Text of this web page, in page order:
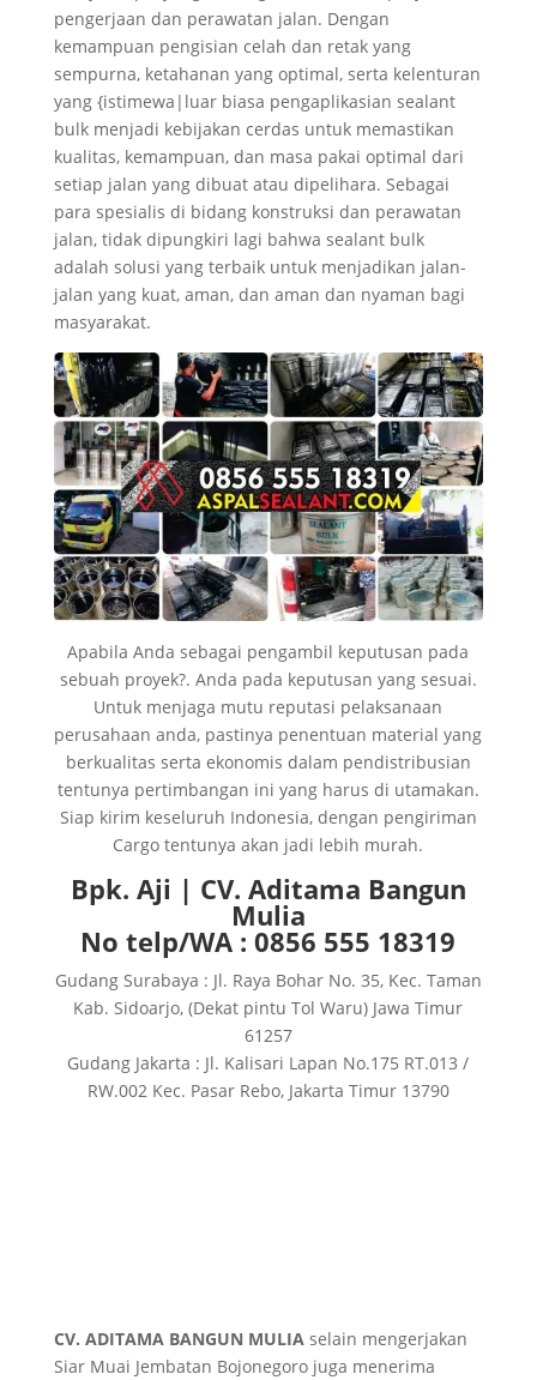
pengerjaan dan perawatan jalan. Dengan
kemampuan pengisian celah dan retak yang
sempurna, ketahanan yang optimal, serta kelenturan
yang {istimewa|luar biasa pengaplikasian sealant
bulk menjadi kebijakan cerdas untuk memastikan
kualitas, kemampuan, dan masa pakai optimal dari
setiap jalan yang dibuat atau dipelihara. Sebagai
para spesialis di bidang konstruksi dan perawatan
jalan, tidak dipungkiri lagi bahwa sealant bulk
adalah solusi yang terbaik untuk menjadikan jalan-
jalan yang kuat, aman, dan aman dan nyaman bagi
masyarakat.
Apabila Anda sebagai pengambil keputusan pada
sebuah proyek?. Anda pada keputusan yang sesuai.
Untuk menjaga mutu reputasi pelaksanaan
perusahaan anda, pastinya penentuan material yang
berkualitas serta ekonomis dalam pendistribusian
tentunya pertimbangan ini yang harus di utamakan.
Siap kirim keseluruh Indonesia, dengan pengiriman
Cargo tentunya akan jadi lebih murah.
Bpk. Aji | CV. Aditama Bangun
Mulia
No telp/WA : 0856 555 18319
Gudang Surabaya : Jl. Raya Bohar No. 35, Kec. Taman
Kab. Sidoarjo, (Dekat pintu Tol Waru) Jawa Timur
61257
Gudang Jakarta : Jl. Kalisari Lapan No.175 RT.013 /
RW.002 Kec. Pasar Rebo, Jakarta Timur 13790
CV. ADITAMA BANGUN MULIAselain mengerjakan
Siar Muai Jembatan Bojonegoro juga menerima